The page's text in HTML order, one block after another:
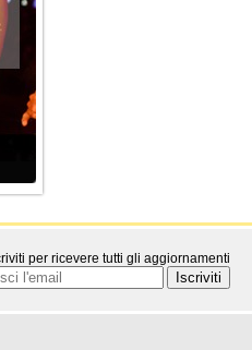
per ricevere tutti gli aggiornamenti